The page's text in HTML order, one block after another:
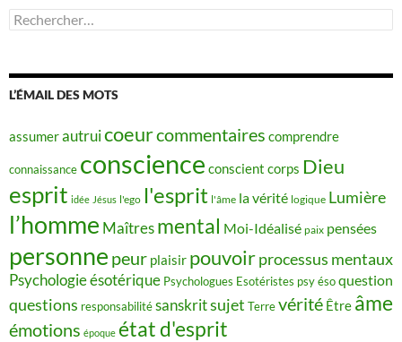
Rechercher :
L’ÉMAIL DES MOTS
assumerautruicoeurcommentaires comprendre
connaissance conscience conscient corps Dieu
esprit idée Jésus l'ego l'esprit l'âme la vérité logique Lumière
l’homme Maîtres mental Moi-Idéalisé paix pensées
personne peur plaisir pouvoirprocessus mentaux
Psychologie ésotérique Psychologues Esotéristes psy ésoquestion
questions responsabilitésanskritsujet Terrevérité Être âme
émotions époque état d'esprit